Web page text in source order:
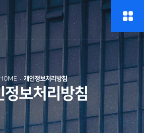
HOME 개인정보처리방침
정보처리방침